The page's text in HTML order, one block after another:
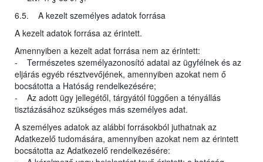
6.5. A kezelt személyes adatok forrása
A kezelt adatok forrása az érintett.
Amennyiben a kezelt adat forrása nem az érintett:
- Természetes személyazonosító adatai az ügyfélnek és az
eljárás egyéb résztvevőjének, amennyiben azokat nem ő
bocsátotta a Hatóság rendelkezésére;
- Az adott ügy jellegétől, tárgyától függően a tényállás
tisztázásához szükséges más személyes adat.
A személyes adatok az alábbi forrásokból juthatnak az
Adatkezelő tudomására, amennyiben azokat nem az érintett
bocsátotta az Adatkezelő rendelkezésére: